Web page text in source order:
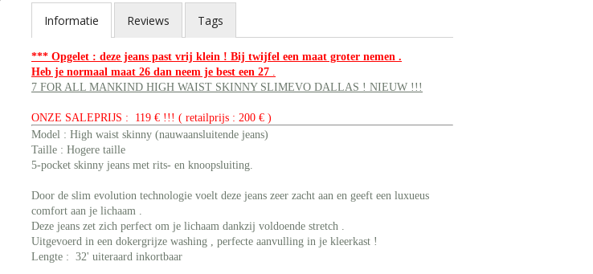
Informatie Reviews Tags
*** Opgelet : deze jeans past vrij klein ! Bij twijfel een maat groter nemen .
Heb je normaal maat 26 dan neem je best een 27 .
7 FOR ALL MANKIND HIGH WAIST SKINNY SLIMEVO DALLAS ! NIEUW !!!
ONZE SALEPRIJS : 119 € !!! ( retailprijs : 200 € )
Model : High waist skinny (nauwaansluitende jeans)
Taille : Hogere taille
5-pocket skinny jeans met rits- en knoopsluiting.
Door de slim evolution technologie voelt deze jeans zeer zacht aan en geeft een luxueus
comfort aan je lichaam .
Deze jeans zet zich perfect om je lichaam dankzij voldoende stretch .
Uitgevoerd in een dokergrijze washing , perfecte aanvulling in je kleerkast !
Lengte : 32' uiteraard inkortbaar